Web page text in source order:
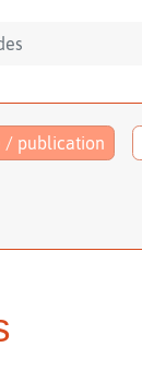
/ publication